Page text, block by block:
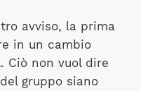
avviso, la prima
in un cambio
. Ciò non vuol dire
gruppo siano